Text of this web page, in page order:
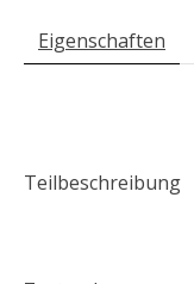
Eigenschaften
Teilbeschreibung